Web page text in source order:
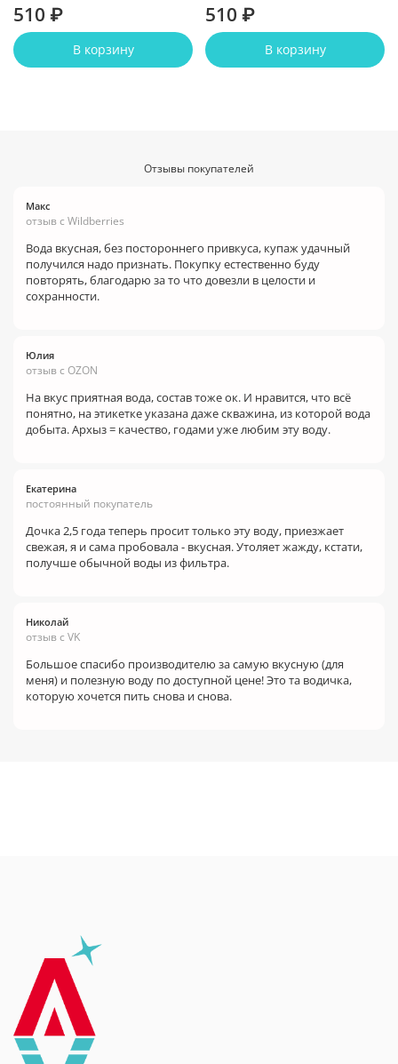
510 ₽
В корзину
510 ₽
В корзину
Отзывы покупателей
Макс
отзыв с Wildberries
Вода вкусная, без постороннего привкуса, купаж удачный
получился надо признать. Покупку естественно буду
повторять, благодарю за то что довезли в целости и
сохранности.
Юлия
отзыв с OZON
На вкус приятная вода, состав тоже ок. И нравится, что всё
понятно, на этикетке указана даже скважина, из которой вода
добыта. Архыз = качество, годами уже любим эту воду.
Екатерина
постоянный покупатель
Дочка 2,5 года теперь просит только эту воду, приезжает
свежая, я и сама пробовала - вкусная. Утоляет жажду, кстати,
получше обычной воды из фильтра.
Николай
отзыв с VK
Большое спасибо производителю за самую вкусную (для
меня) и полезную воду по доступной цене! Это та водичка,
которую хочется пить снова и снова.